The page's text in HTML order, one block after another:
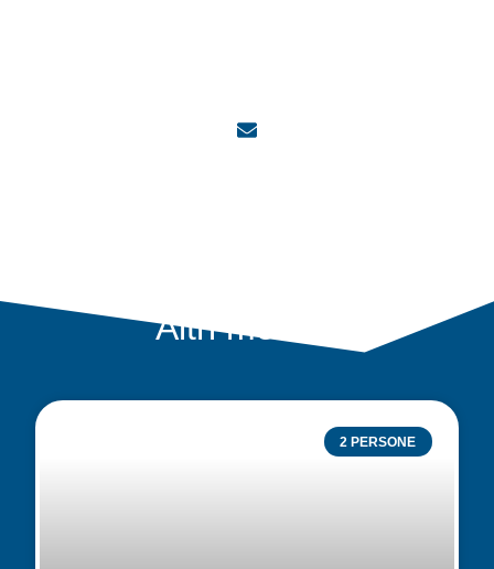
Altri modelli
2 PERSONE